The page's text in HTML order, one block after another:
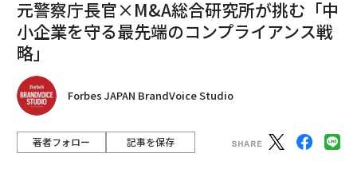
元警察庁長官×M&A総合研究所が挑む「中
小企業を守る最先端のコンプライアンス戦
略」
Forbes JAPAN BrandVoice Studio
著者フォロー 記事を保存